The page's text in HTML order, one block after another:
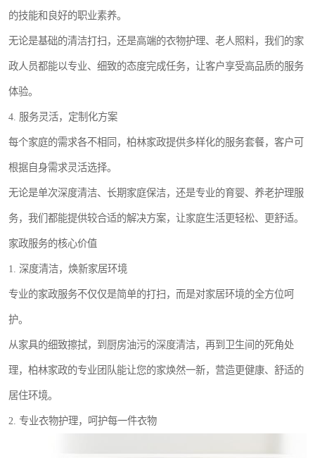
的技能和良好的职业素养。
无论是基础的清洁打扫，还是高端的衣物护理、老人照料，我们的家
政人员都能以专业、细致的态度完成任务，让客户享受高品质的服务
体验。
4. 服务灵活，定制化方案
每个家庭的需求各不相同，柏林家政提供多样化的服务套餐，客户可
根据自身需求灵活选择。
无论是单次深度清洁、长期家庭保洁，还是专业的育婴、养老护理服
务，我们都能提供较合适的解决方案，让家庭生活更轻松、更舒适。
家政服务的核心价值
1. 深度清洁，焕新家居环境
专业的家政服务不仅仅是简单的打扫，而是对家居环境的全方位呵
护。
从家具的细致擦拭，到厨房油污的深度清洁，再到卫生间的死角处
理，柏林家政的专业团队能让您的家焕然一新，营造更健康、舒适的
居住环境。
2. 专业衣物护理，呵护每一件衣物